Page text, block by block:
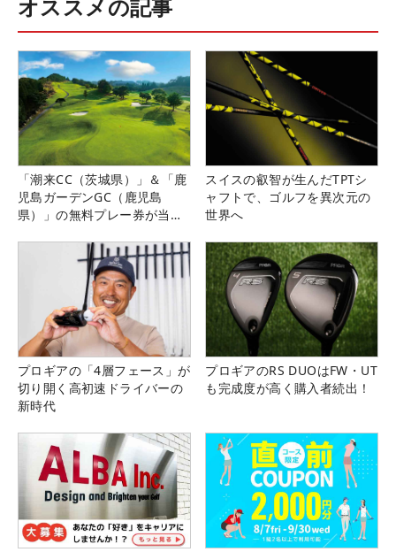
オススメの記事
「潮来CC（茨城県）」＆「鹿
児島ガーデンGC（鹿児島
県）」の無料プレー券が当た
スイスの叡智が生んだTPTシ
ャフトで、ゴルフを異次元の
世界へ
プロギアの「4層フェース」が
切り開く高初速ドライバーの
新時代
プロギアのRS DUOはFW・UT
も完成度が高く購入者続出！